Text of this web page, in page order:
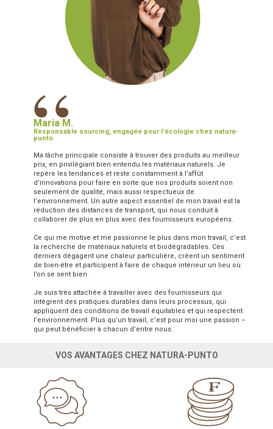
“
Maria M.
Responsable sourcing, engagée pour l’écologie chez natura-
punto
Ma tâche principale consiste à trouver des produits au meilleur
prix, en privilégiant bien entendu les matériaux naturels. Je
repère les tendances et reste constamment à l’affût
d’innovations pour faire en sorte que nos produits soient non
seulement de qualité, mais aussi respectueux de
l’environnement. Un autre aspect essentiel de mon travail est la
réduction des distances de transport, qui nous conduit à
collaborer de plus en plus avec des fournisseurs européens.
Ce qui me motive et me passionne le plus dans mon travail, c’est
la recherche de matériaux naturels et biodégradables. Ces
derniers dégagent une chaleur particulière, créent un sentiment
de bien-être et participent à faire de chaque intérieur un lieu où
l’on se sent bien.
Je suis très attachée à travailler avec des fournisseurs qui
intègrent des pratiques durables dans leurs processus, qui
appliquent des conditions de travail équitables et qui respectent
l’environnement. Plus qu’un travail, c’est pour moi une passion –
qui peut bénéficier à chacun d’entre nous.
VOS AVANTAGES CHEZ NATURA-PUNTO